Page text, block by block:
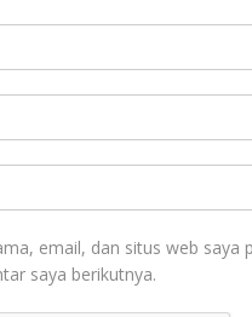
email, dan situs web saya
saya berikutnya.